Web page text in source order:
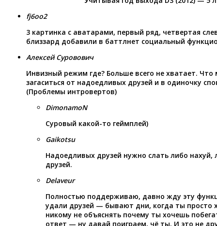
fj6oo2
3 картинка с аватарами, первый ряд, четвертая
близзард добавили в баттлнет социальный
Алексей Суровович
Инвизный режим где? Больше всего не хватает.
загаситься от надоедливых друзей и в одиночку
(Проблемы интровертов)
DimonamoN
Суровый какой-то геймплей)
Gaikotsu
Надоедливых друзей нужно слать либо нахуй,
друзей.
Delaveur
Полностью поддерживаю, давно жду эту
удали друзей — бывают дни, когда ты просто
никому не объяснять почему ты хочешь
ответ — ну давай поиграем, чё ты. И это не